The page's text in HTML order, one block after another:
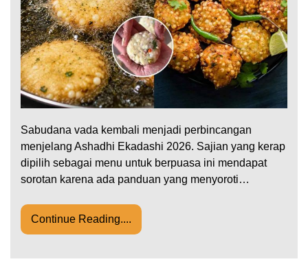
Sabudana vada kembali menjadi perbincangan
menjelang Ashadhi Ekadashi 2026. Sajian yang kerap
dipilih sebagai menu untuk berpuasa ini mendapat
sorotan karena ada panduan yang menyoroti…
Continue Reading....